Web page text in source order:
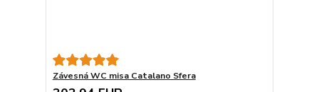
Závesná WC misa Catalano Sfera